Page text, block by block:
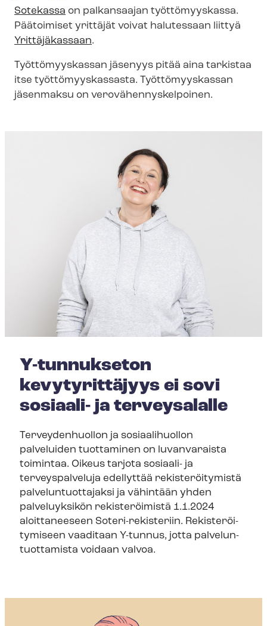
Sotekassa on palkansaajan työttömyyskassa.
Päätoimiset yrittäjät voivat halutessaan liittyä
Yrittäjäkassaan.
Työttömyyskassan jäsenyys pitää aina tarkistaa
itse työt­tö­myys­kas­sas­ta. Työttömyyskassan
jäsenmaksu on ve­ro­vä­hen­nys­kel­poi­nen.
Y-tunnukseton
kevytyrittäjyys ei sovi
sosiaali- ja terveysalalle
Terveydenhuollon ja sosiaalihuollon
palveluiden tuottaminen on luvanvaraista
toimintaa. Oikeus tarjota sosiaali- ja
terveyspalveluja edellyttää rekisteröitymistä
pal­ve­lun­tuot­ta­jak­si ja vähintään yhden
palveluyksikön rekisteröimistä 1.1.2024
aloittaneeseen Soteri-​rekisteriin. Re­kis­te­röi­
ty­mi­seen vaaditaan Y-tunnus, jotta pal­ve­lun­
tuot­ta­mis­ta voidaan valvoa.